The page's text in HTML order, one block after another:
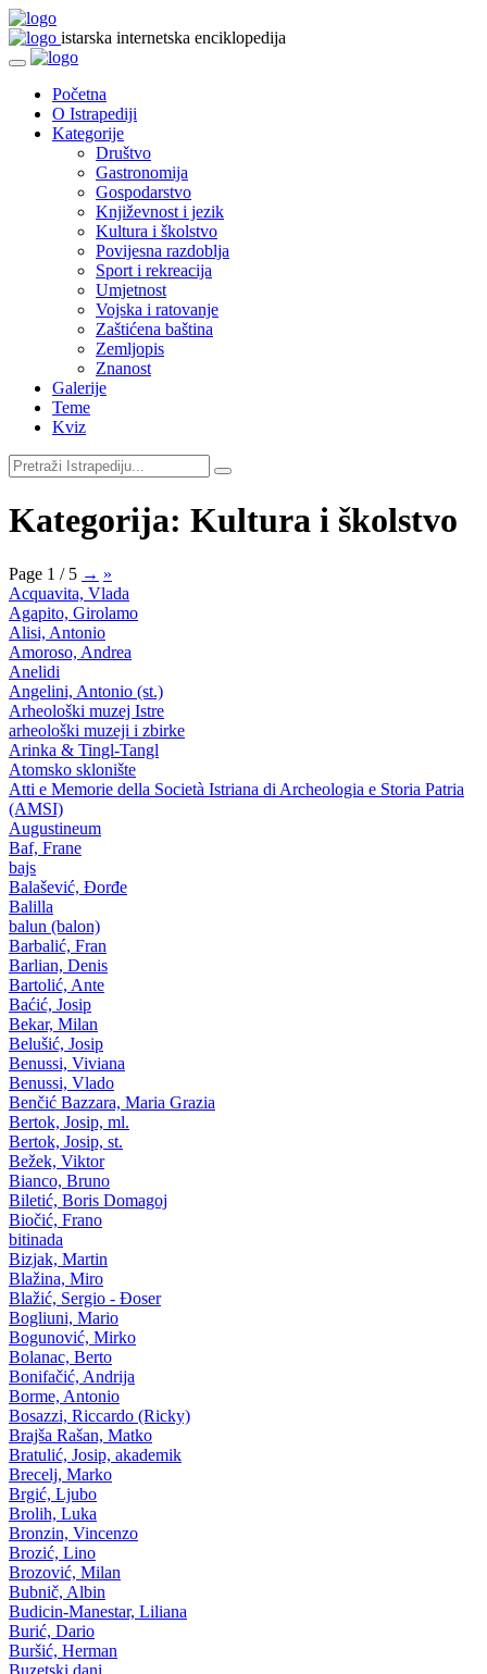
istarska internetska enciklopedija
Početna
O Istrapediji
Kategorije
Društvo
Gastronomija
Gospodarstvo
Književnost i jezik
Kultura i školstvo
Povijesna razdoblja
Sport i rekreacija
Umjetnost
Vojska i ratovanje
Zaštićena baština
Zemljopis
Znanost
Galerije
Teme
Kviz
Kategorija: Kultura i školstvo
Page 1 / 5 → »
Acquavita, Vlada
Agapito, Girolamo
Alisi, Antonio
Amoroso, Andrea
Anelidi
Angelini, Antonio (st.)
Arheološki muzej Istre
arheološki muzeji i zbirke
Arinka & Tingl-Tangl
Atomsko sklonište
Atti e Memorie della Società Istriana di Archeologia e Storia Patria
(AMSI)
Augustineum
Baf, Frane
bajs
Balašević, Đorđe
Balilla
balun (balon)
Barbalić, Fran
Barlian, Denis
Bartolić, Ante
Baćić, Josip
Bekar, Milan
Belušić, Josip
Benussi, Viviana
Benussi, Vlado
Benčić Bazzara, Maria Grazia
Bertok, Josip, ml.
Bertok, Josip, st.
Bežek, Viktor
Bianco, Bruno
Biletić, Boris Domagoj
Biočić, Frano
bitinada
Bizjak, Martin
Blažina, Miro
Blažić, Sergio - Đoser
Bogliuni, Mario
Bogunović, Mirko
Bolanac, Berto
Bonifačić, Andrija
Borme, Antonio
Bosazzi, Riccardo (Ricky)
Brajša Rašan, Matko
Bratulić, Josip, akademik
Brecelj, Marko
Brgić, Ljubo
Brolih, Luka
Bronzin, Vincenzo
Brozić, Lino
Brozović, Milan
Bubnič, Albin
Budicin-Manestar, Liliana
Burić, Dario
Buršić, Herman
Buzetski dani